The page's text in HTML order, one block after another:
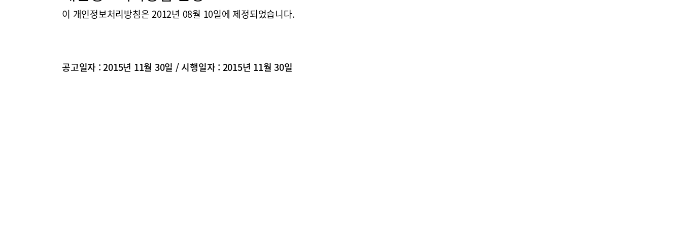
이 개인정보처리방침은 2012년 08월 10일에 제정되었습니다.
공고일자 : 2015년 11월 30일 / 시행일자 : 2015년 11월 30일